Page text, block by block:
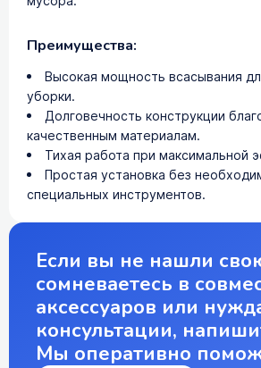
Преимущества:
Высокая мощность всасывания
уборки.
Долговечность конструкции
качественным материалам.
Тихая работа при максимальной
Простая установка без
специальных инструментов.
Если вы не нашли
сомневаетесь в
аксессуаров или
консультации,
Мы оперативно